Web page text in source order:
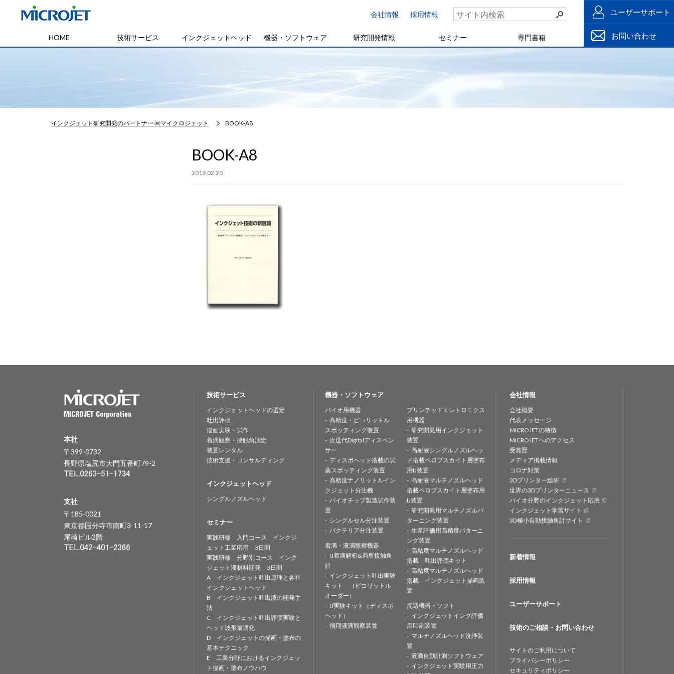
会社情報 採用情報
HOME 技術サービス インクジェットヘッド 機器・ソフトウェア 研究開発情報 セミナー 専門書籍
ユーザーサポート
お問い合わせ
インクジェット研究開発のパートナー ㈱マイクロジェット BOOK-A8
BOOK-A8
2019.02.20
本社
〒399-0732
長野県塩尻市大門五番町79-2
支社
〒185-0021
東京都国分寺市南町3-11-17
尾崎ビル2階
技術サービス
インクジェットヘッドの選定
吐出評価
描画実験・試作
着滴観察・接触角測定
装置レンタル
技術支援・コンサルティング
インクジェットヘッド
シングルノズルヘッド
セミナー
実践研修 入門コース インクジ
ェット工業応用 3日間
実践研修 分野別コース インク
ジェット液材料開発 3日間
A インクジェット吐出原理と各社
インクジェットヘッド
B インクジェット吐出液の開発手
法
C インクジェット吐出評価実験と
ヘッド波形最適化
D インクジェットの描画・塗布の
基本テクニック
E 工業分野におけるインクジェッ
ト描画・塗布ノウハウ
機器・ソフトウェア
バイオ用機器
高精度・ピコリットル
スポッティング装置
次世代Digitalディスペン
サー
ディスポヘッド搭載の試
薬スポッティング装置
高精度ナノリットルイン
クジェット分注機
バイオチップ製造試作装
置
シングルセル分注装置
バクテリア分注装置
着滴・液滴観察機器
IJ着滴解析&局所接触角
計
インクジェット吐出実験
キット （ピコリットル
オーダー）
IJ実験キット（ディスポ
ヘッド）
飛翔液滴観察装置
プリンテッドエレトロニクス
用機器
研究開発用インクジェット
装置
高耐液シングルノズルヘッ
ド搭載ペロブスカイト層塗布
用IJ装置
高耐液マルチノズルヘッド
搭載ペロブスカイト層塗布用
IJ装置
研究開発用マルチノズルパ
ターニング装置
生産評価用高精度パターニ
ング装置
高粘度マルチノズルヘッド
搭載 吐出評価キット
高粘度マルチノズルヘッド
搭載 インクジェット描画装
置
周辺機器・ソフト
インクジェットインク評価
用印刷装置
マルチノズルヘッド洗浄装
置
液滴自動計測ソフトウェア
インクジェット実験用圧力
会社情報
会社概要
代表メッセージ
MICROJETの特徴
MICROJETへのアクセス
受賞歴
メディア掲載情報
コロナ対策
3Dプリンター総研
世界の3Dプリンターニュース
バイオ分野のインクジェット応用
インクジェット学習サイト
3D極小自動接触角計サイト
新着情報
採用情報
ユーザーサポート
技術のご相談・お問い合わせ
サイトのご利用について
プライバシーポリシー
セキュリティポリシー